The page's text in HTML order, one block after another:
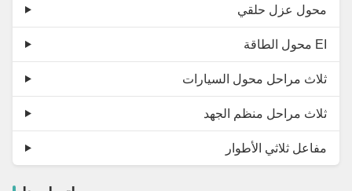
محول عزل حلقي
محول الطاقة EI
ثلاث مراحل محول السيارات
ثلاث مراحل منظم الجهد
مفاعل ثلاثي الأطوار